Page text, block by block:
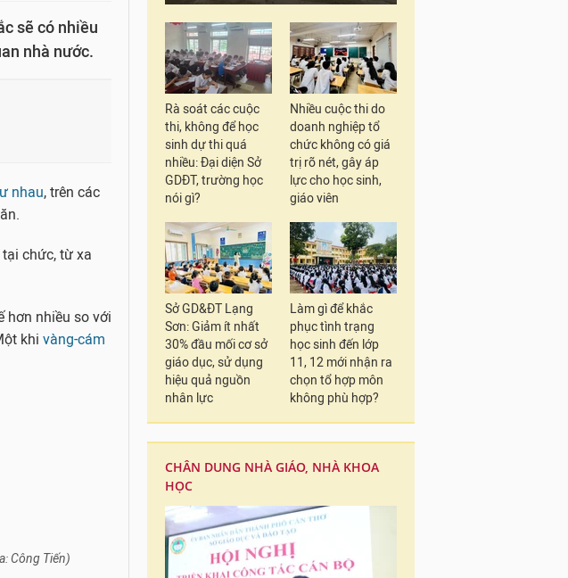
sẽ có nhiều
nhà nước.
nhau, trên các
chức, từ xa
hơn nhiều so với
khi vàng-cám
Công Tiến)
Rà soát các cuộc
thi, không để học
sinh dự thi quá
nhiều: Đại diện Sở
GDĐT, trường học
nói gì?
Nhiều cuộc thi do
doanh nghiệp tổ
chức không có giá
trị rõ nét, gây áp
lực cho học sinh,
giáo viên
Sở GD&ĐT Lạng
Sơn: Giảm ít nhất
30% đầu mối cơ sở
giáo dục, sử dụng
hiệu quả nguồn
nhân lực
Làm gì để khắc
phục tình trạng
học sinh đến lớp
11, 12 mới nhận ra
chọn tổ hợp môn
không phù hợp?
CHÂN DUNG NHÀ GIÁO, NHÀ KHOA
HỌC